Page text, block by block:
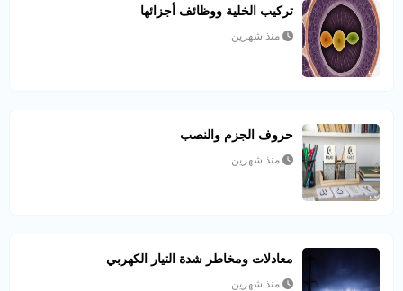
تركيب الخلية ووظائف أجزائها
منذ شهرين
حروف الجزم والنصب
منذ شهرين
معادلات ومخاطر شدة التيار الكهربي
منذ شهرين